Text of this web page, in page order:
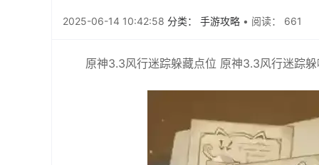
2025-06-14 10:42:58 分类： 手游攻略 • 阅读： 661
原神3.3风行迷踪躲藏点位 原神3.3风行迷踪